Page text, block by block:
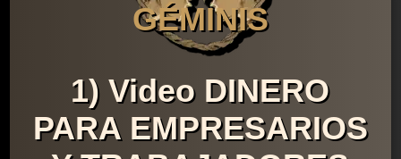
GÉMINIS
1) Video DINERO
PARA EMPRESARIOS